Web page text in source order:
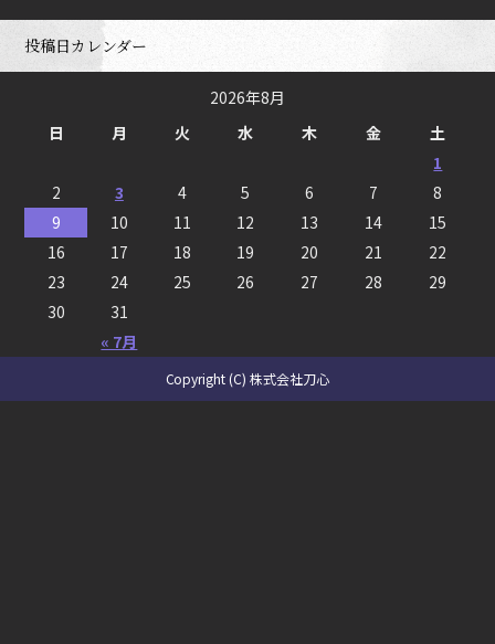
投稿日カレンダー
2026年8月
日
月 火 水 木 金 土
« 7月
1
2
3 4 5 6 7
8
9
10 11 12 13 14
15
16
17 18 19 20 21
22
23
24 25 26 27 28
29
30
31
Copyright (C) 株式会社刀心